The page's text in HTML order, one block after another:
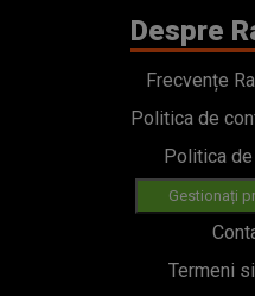
Despre
Frecvențe
Politica de
Politica
Gestionați
Termeni